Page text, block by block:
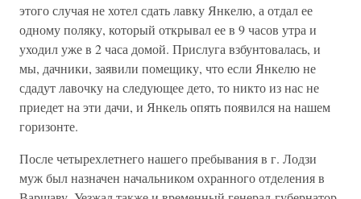
этого случая не хотел сдать лавку Янкелю, а отдал ее
одному поляку, который открывал ее в 9 часов утра и
уходил уже в 2 часа домой. Прислуга взбунтовалась, и
мы, дачники, заявили помещику, что если Янкелю не
сдадут лавочку на следующее дето, то никто из нас не
приедет на эти дачи, и Янкель опять появился на нашем
горизонте.
После четырехлетнего нашего пребывания в г. Лодзи
муж был назначен начальником охранного отделения в